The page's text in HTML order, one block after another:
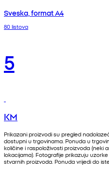
Sveska, format A4
80 listova
5
KM
Prikazani proizvodi su pregled
dostupni u trgovinama. Ponuda u
količine i raspoloživosti proizvoda (neki
lokacijama). Fotografije prikazuju
stvarnih proizvoda. Ponuda vrijedi do